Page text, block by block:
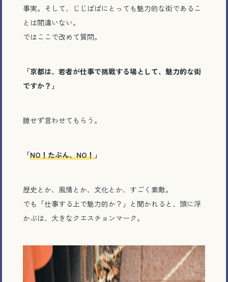
事実。そして、じじばばにとっても魅力的な街であるこ
とは間違いない。
ではここで改めて質問。
「京都は、若者が仕事で挑戦する場として、魅力的な街
ですか？」
臆せず言わせてもらう。
「NO！たぶん、NO！」
歴史とか、風情とか、文化とか、すごく素敵。
でも「仕事する上で魅力的か？」と聞かれると、頭に浮
かぶは、大きなクエスチョンマーク。